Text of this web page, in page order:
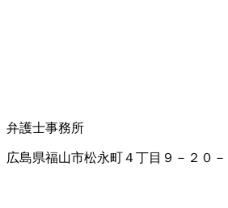
弁護士事務所
広島県福山市松永町４丁目９－２０－